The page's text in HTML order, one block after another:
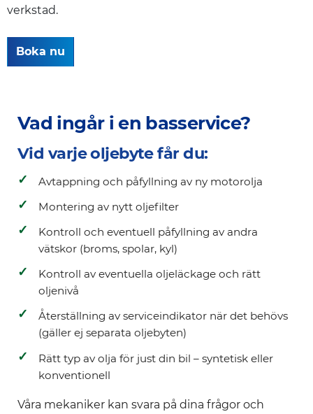
verkstad.
Boka nu
Vad ingår i en basservice?
Vid varje oljebyte får du:
Avtappning och påfyllning av ny motorolja
Montering av nytt oljefilter
Kontroll och eventuell påfyllning av andra
vätskor (broms, spolar, kyl)
Kontroll av eventuella oljeläckage och rätt
oljenivå
Återställning av serviceindikator när det behövs
(gäller ej separata oljebyten)
Rätt typ av olja för just din bil – syntetisk eller
konventionell
Våra mekaniker kan svara på dina frågor och